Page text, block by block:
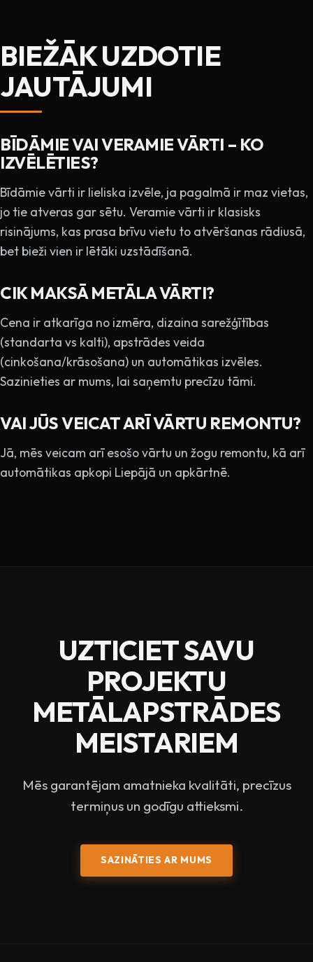
BIEŽĀK UZDOTIE
JAUTĀJUMI
BĪDĀMIE VAI VERAMIE VĀRTI – KO
IZVĒLĒTIES?
Bīdāmie vārti ir lieliska izvēle, ja pagalmā ir maz vietas,
jo tie atveras gar sētu. Veramie vārti ir klasisks
risinājums, kas prasa brīvu vietu to atvēršanas rādiusā,
bet bieži vien ir lētāki uzstādīšanā.
CIK MAKSĀ METĀLA VĀRTI?
Cena ir atkarīga no izmēra, dizaina sarežģītības
(standarta vs kalti), apstrādes veida
(cinkošana/krāsošana) un automātikas izvēles.
Sazinieties ar mums, lai saņemtu precīzu tāmi.
VAI JŪS VEICAT ARĪ VĀRTU REMONTU?
Jā, mēs veicam arī esošo vārtu un žogu remontu, kā arī
automātikas apkopi Liepājā un apkārtnē.
UZTICIET SAVU
PROJEKTU
METĀLAPSTRĀDES
MEISTARIEM
Mēs garantējam amatnieka kvalitāti, precīzus
termiņus un godīgu attieksmi.
SAZINĀTIES AR MUMS